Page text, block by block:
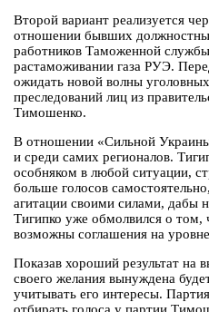
Второй вариант реализуется
отношении бывших
работников Таможенной
растаможивании газа РУЭ.
ожидать новой волны
преследований лиц из
Тимошенко.
В отношении «Сильной
и среди самих регионалов.
особняком в любой ситуации,
больше голосов
агитации своими силами, дабы
Тигипко уже обмолвился о том,
возможны соглашения на
Показав хороший результат на
своего желания вынуждена
учитывать его интересы.